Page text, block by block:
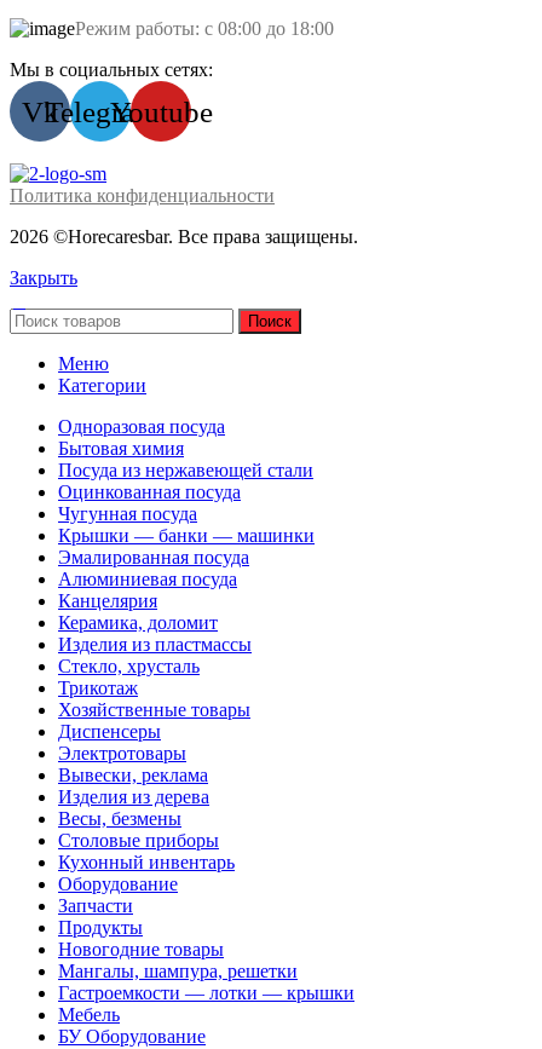
Режим работы: с 08:00 до 18:00
Мы в социальных сетях:
VkTelegramYoutube
2026 ©Horecaresbar. Все права защищены.
Политика конфиденциальности
Закрыть
Поиск
Меню
Категории
Одноразовая посуда
Бытовая химия
Посуда из нержавеющей стали
Оцинкованная посуда
Чугунная посуда
Крышки — банки — машинки
Эмалированная посуда
Алюминиевая посуда
Канцелярия
Керамика, доломит
Изделия из пластмассы
Стекло, хрусталь
Трикотаж
Хозяйственные товары
Диспенсеры
Электротовары
Вывески, реклама
Изделия из дерева
Весы, безмены
Столовые приборы
Кухонный инвентарь
Оборудование
Запчасти
Продукты
Новогодние товары
Мангалы, шампура, решетки
Гастроемкости — лотки — крышки
Мебель
БУ Оборудование